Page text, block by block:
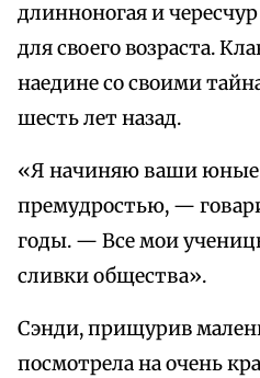
длинноногая и
для своего возраста.
наедине со своими
шесть лет назад.
«Я начиняю ваши юные
премудростью, —
годы. — Все мои
сливки общества».
Сэнди, прищурив
посмотрела на очень